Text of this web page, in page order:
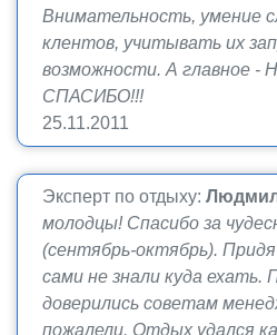
Внимательность, умение
клентов, учитывать их
возможности. А главное
СПАСИБО!!!
25.11.2011
Эксперт по отдыху:
молодцы! Спасибо за
(сентябрь-октябрь).
сами не знали куда ехать.
доверились советам
пожалели. Отдых удался